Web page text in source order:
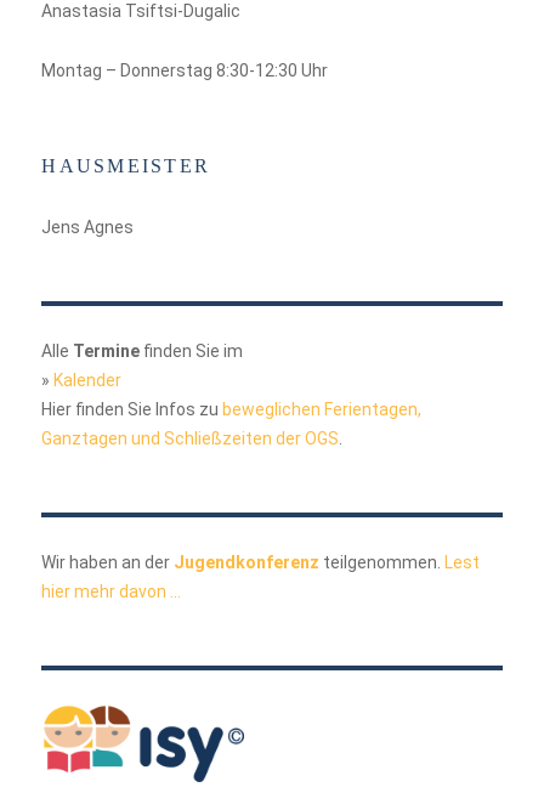
Anastasia Tsiftsi-Dugalic
Montag – Donnerstag 8:30-12:30 Uhr
HAUSMEISTER
Jens Agnes
Alle Termine finden Sie im
»Kalender
Hier finden Sie Infos zubeweglichen Ferientagen,
Ganztagen und Schließzeiten der OGS
Wir haben an der Jugendkonferenz teilgenommen.Lest
hier mehr davon ...